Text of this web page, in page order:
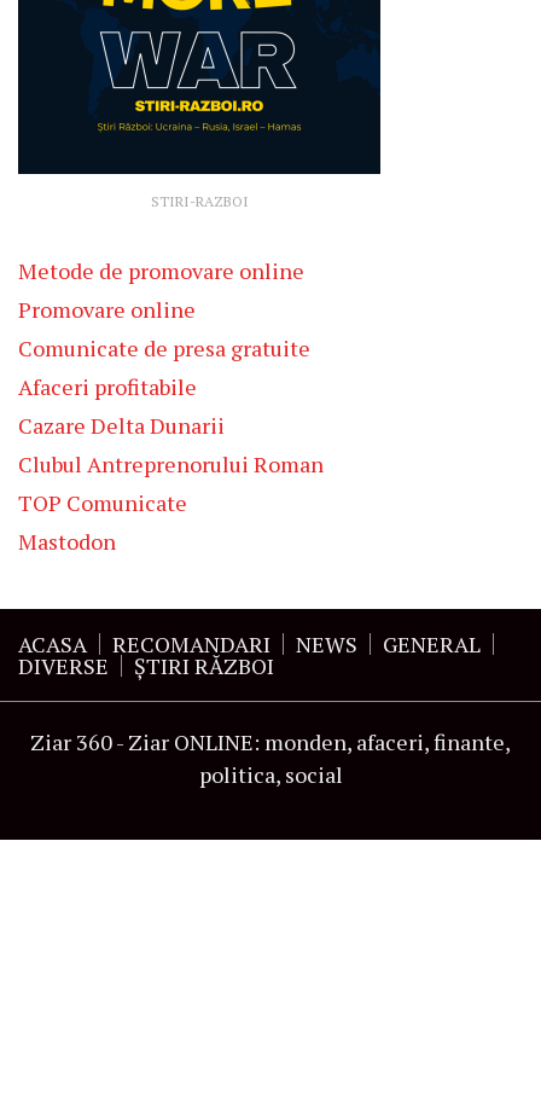
STIRI-RAZBOI
Metode de promovare online
Promovare online
Comunicate de presa gratuite
Afaceri profitabile
Cazare Delta Dunarii
Clubul Antreprenorului Roman
TOP Comunicate
Mastodon
ACASA RECOMANDARI NEWS GENERAL
DIVERSE ŞTIRI RĂZBOI
Ziar 360 - Ziar ONLINE: monden, afaceri, finante,
politica, social